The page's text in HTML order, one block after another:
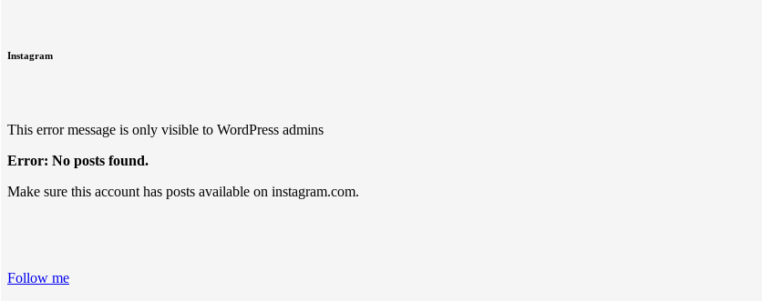
Instagram
This error message is only visible to WordPress admins
Error: No posts found.
Make sure this account has posts available on instagram.com.
Follow me